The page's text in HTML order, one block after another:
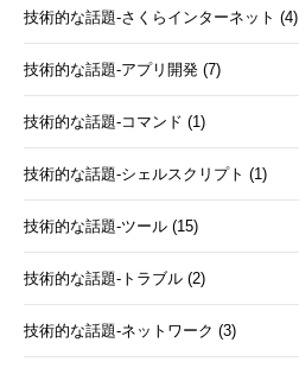
技術的な話題-さくらインターネット (4)
技術的な話題-アプリ開発 (7)
技術的な話題-コマンド (1)
技術的な話題-シェルスクリプト (1)
技術的な話題-ツール (15)
技術的な話題-トラブル (2)
技術的な話題-ネットワーク (3)